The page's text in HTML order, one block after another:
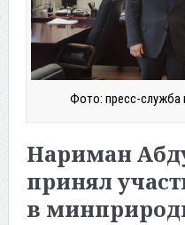
Фото: пресс-служба
Нариман
принял
в